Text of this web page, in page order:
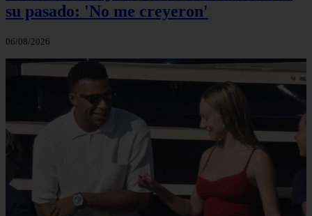
su pasado: 'No me creyeron'
06/08/2026